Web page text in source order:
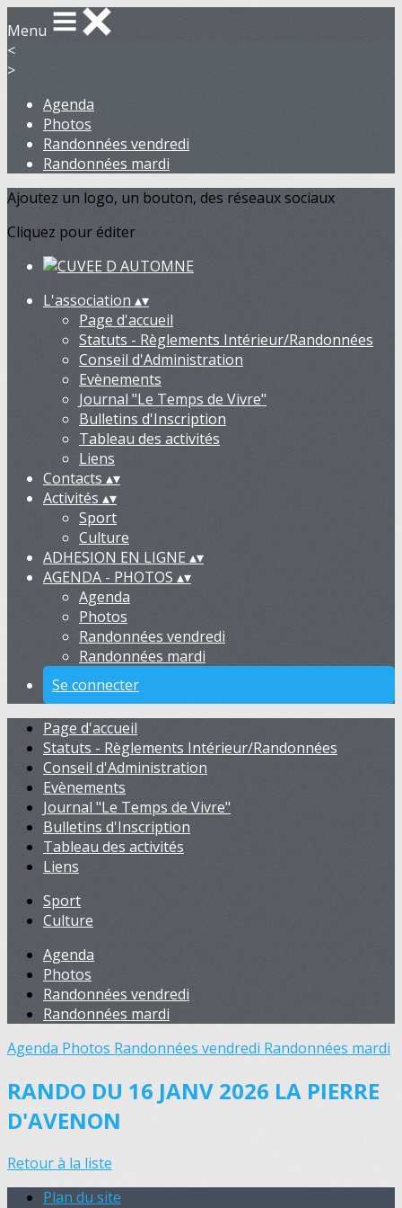
Menu
<
>
Agenda
Photos
Randonnées vendredi
Randonnées mardi
Ajoutez un logo, un bouton, des réseaux sociaux
Cliquez pour éditer
L'association ▴▾
Page d'accueil
Statuts - Règlements Intérieur/Randonnées
Conseil d'Administration
Evènements
Journal "Le Temps de Vivre"
Bulletins d'Inscription
Tableau des activités
Liens
Contacts ▴▾
Activités ▴▾
Sport
Culture
ADHESION EN LIGNE▴▾
AGENDA - PHOTOS ▴▾
Agenda
Photos
Randonnées vendredi
Randonnées mardi
Se connecter
Page d'accueil
Statuts - Règlements Intérieur/Randonnées
Conseil d'Administration
Evènements
Journal "Le Temps de Vivre"
Bulletins d'Inscription
Tableau des activités
Liens
Sport
Culture
Agenda
Photos
Randonnées vendredi
Randonnées mardi
Agenda Photos Randonnées vendredi Randonnées mardi
RANDO DU 16 JANV 2026 LA PIERRE
D'AVENON
Retour à la liste
Plan du site